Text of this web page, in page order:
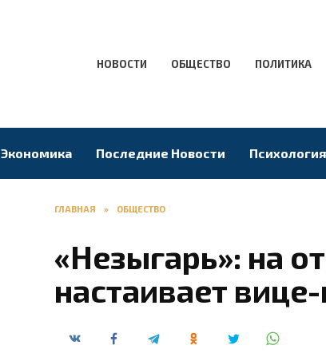
НОВОСТИ ОБЩЕСТВО ПОЛИТИКА
Экономика Последние Новости Психология
ГЛАВНАЯ » ОБЩЕСТВО
«Незыгарь»: на
настаивает